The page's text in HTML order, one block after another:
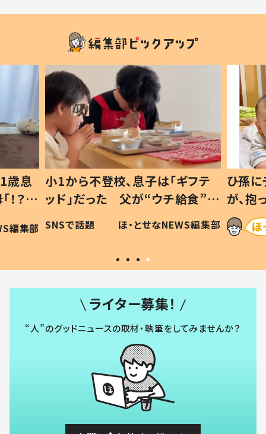
フテ
食”を
編集部
ひ孫にデレデレな80歳じいじ
が、抱っこすると…ひ孫の反応に
「涙が出ました」「可愛くて仕方な
い」
ほ・とせなNEWS編集部
ライター募集！
“人”のグッドニュースの取材・執筆をしてみませんか？